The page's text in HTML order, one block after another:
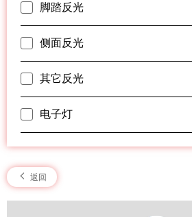
脚踏反光
侧面反光
其它反光
电子灯
返回